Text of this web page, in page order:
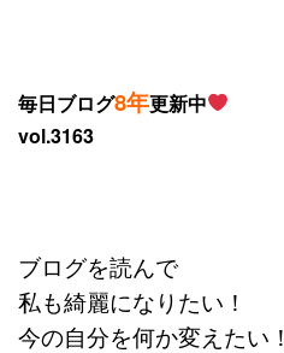
毎日ブログ8年更新中
vol.3163
ブログを読んで
私も綺麗になりたい！
今の自分を何か変えたい！